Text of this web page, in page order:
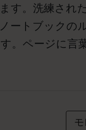
す。洗練され
ートブックの
。ページに言